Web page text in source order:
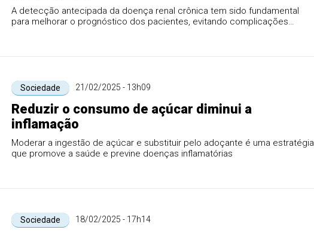
A detecção antecipada da doença renal crônica tem sido fundamental
para melhorar o prognóstico dos pacientes, evitando complicações
Sociedade 21/02/2025 - 13h09
Reduzir o consumo de açúcar diminui a
inflamação
Moderar a ingestão de açúcar e substituir pelo adoçante é uma estratégia
que promove a saúde e previne doenças inflamatórias
Sociedade 18/02/2025 - 17h14